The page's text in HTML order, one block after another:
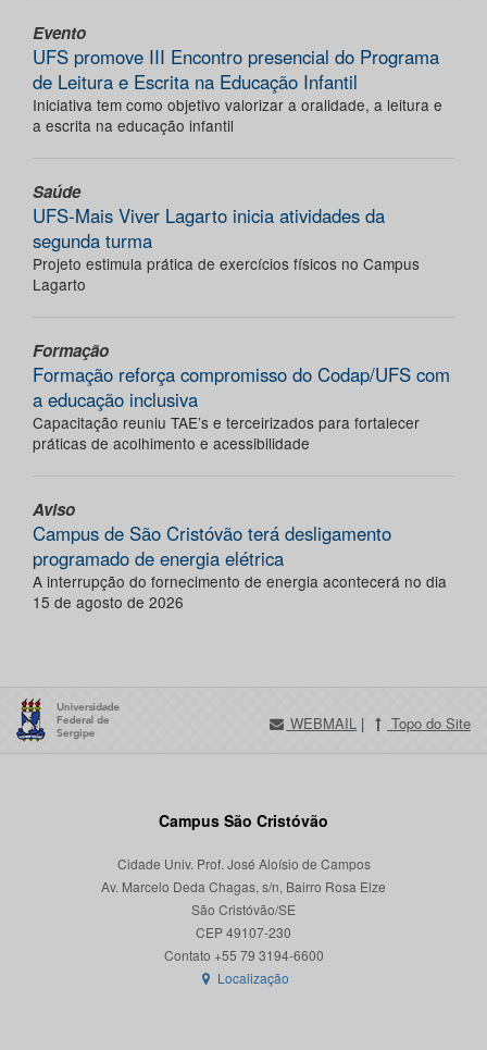
Evento
UFS promove III Encontro presencial do Programa
de Leitura e Escrita na Educação Infantil
Iniciativa tem como objetivo valorizar a oralidade, a leitura e
a escrita na educação infantil
Saúde
UFS-Mais Viver Lagarto inicia atividades da
segunda turma
Projeto estimula prática de exercícios físicos no Campus
Lagarto
Formação
Formação reforça compromisso do Codap/UFS com
a educação inclusiva
Capacitação reuniu TAE’s e terceirizados para fortalecer
práticas de acolhimento e acessibilidade
Aviso
Campus de São Cristóvão terá desligamento
programado de energia elétrica
A interrupção do fornecimento de energia acontecerá no dia
15 de agosto de 2026
WEBMAIL | Topo do Site
Campus São Cristóvão
Cidade Univ. Prof. José Aloísio de Campos
Av. Marcelo Deda Chagas, s/n, Bairro Rosa Elze
São Cristóvão/SE
CEP 49107-230
Localização